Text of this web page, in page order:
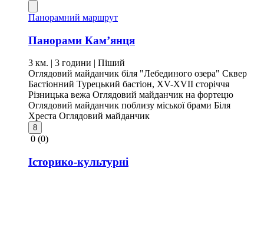
Панорамний маршрут
Панорами Кам’янця
3 км. | 3 години | Піший
Оглядовий майданчик біля "Лебединого озера" Сквер
Бастіонний Турецький бастіон, XV-XVII сторіччя
Різницька вежа Оглядовий майданчик на фортецю
Оглядовий майданчик поблизу міської брами Біля
Хреста Оглядовий майданчик
8
0 (0)
Історико-культурні